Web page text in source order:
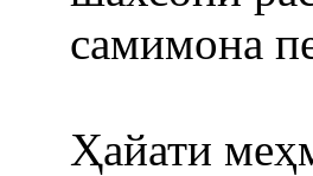
самимона
Ҳайати